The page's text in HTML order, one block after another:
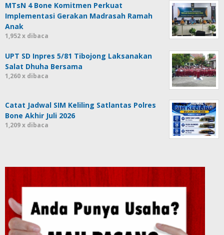
MTsN 4 Bone Komitmen Perkuat
Implementasi Gerakan Madrasah Ramah
Anak
1,952 x dibaca
UPT SD Inpres 5/81 Tibojong Laksanakan
Salat Dhuha Bersama
1,260 x dibaca
Catat Jadwal SIM Keliling Satlantas Polres
Bone Akhir Juli 2026
1,209 x dibaca